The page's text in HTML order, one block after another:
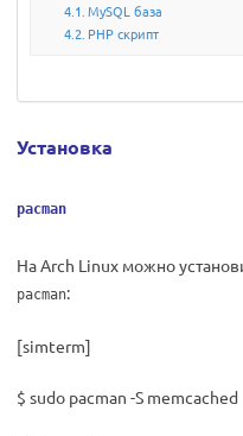
MySQL база
PHP скрипт
Установка
pacman
На Arch Linux можно
pacman:
[simterm]
$ sudo pacman -S memcached